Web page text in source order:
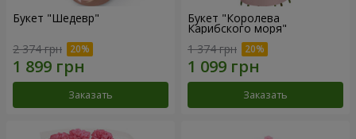
Букет "Шедевр"
2 374 грн
Заказать
Букет "Королева
Карибского моря"
1 374 грн
Заказать